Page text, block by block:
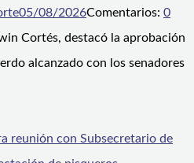
05/08/2026Comentarios: 0
Cortés, destacó la aprobación
alcanzado con los senadores